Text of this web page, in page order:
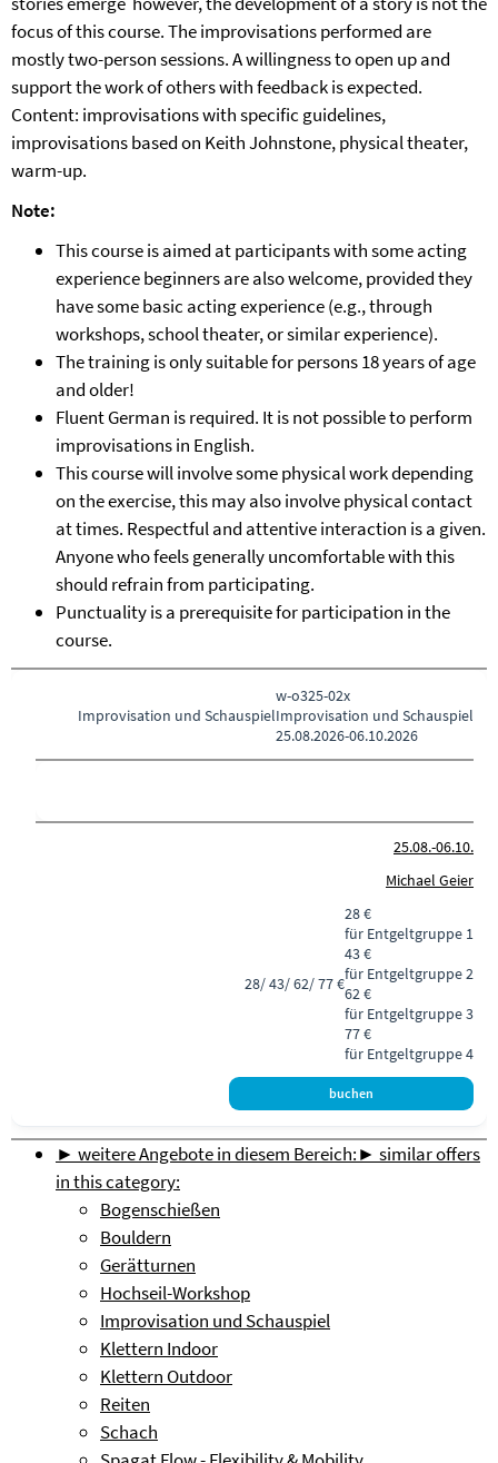
focus of this course. The improvisations performed are
mostly two-person sessions. A willingness to open up and
support the work of others with feedback is expected.
Content: improvisations with specific guidelines,
improvisations based on Keith Johnstone, physical theater,
warm-up.
Note:
This course is aimed at participants with some acting
experience beginners are also welcome, provided they
have some basic acting experience (e.g., through
workshops, school theater, or similar experience).
The training is only suitable for persons 18 years of age
and older!
Fluent German is required. It is not possible to perform
improvisations in English.
This course will involve some physical work depending
on the exercise, this may also involve physical contact
at times. Respectful and attentive interaction is a given.
Anyone who feels generally uncomfortable with this
should refrain from participating.
Punctuality is a prerequisite for participation in the
course.
Improvisation und Schauspiel
w-o325-02x
Improvisation und Schauspiel
25.08.2026-06.10.2026
25.08.-06.10.
Michael Geier
28/ 43/ 62/ 77 €
28 €
für Entgeltgruppe 1
43 €
für Entgeltgruppe 2
62 €
für Entgeltgruppe 3
77 €
für Entgeltgruppe 4
► weitere Angebote in diesem Bereich:► similar offers
in this category:
Bogenschießen
Bouldern
Gerätturnen
Hochseil-Workshop
Improvisation und Schauspiel
Klettern Indoor
Klettern Outdoor
Reiten
Schach